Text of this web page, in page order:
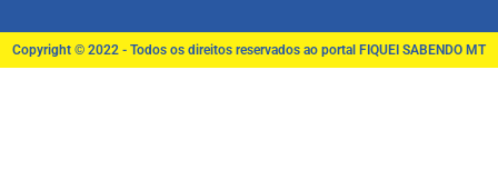
Copyright © 2022 - Todos os direitos reservados ao portal FIQUEI SABENDO MT